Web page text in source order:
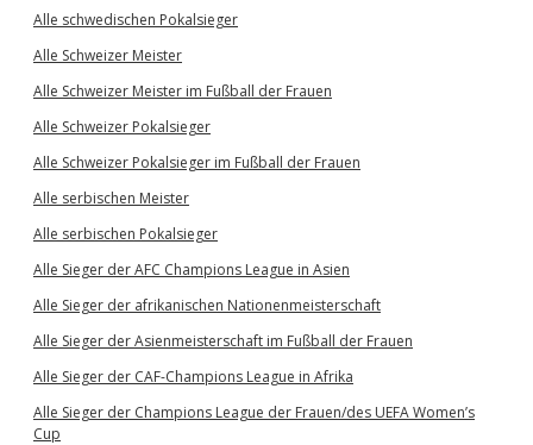
Alle schwedischen Pokalsieger
Alle Schweizer Meister
Alle Schweizer Meister im Fußball der Frauen
Alle Schweizer Pokalsieger
Alle Schweizer Pokalsieger im Fußball der Frauen
Alle serbischen Meister
Alle serbischen Pokalsieger
Alle Sieger der AFC Champions League in Asien
Alle Sieger der afrikanischen Nationenmeisterschaft
Alle Sieger der Asienmeisterschaft im Fußball der Frauen
Alle Sieger der CAF-Champions League in Afrika
Alle Sieger der Champions League der Frauen/des UEFA Women’s
Cup